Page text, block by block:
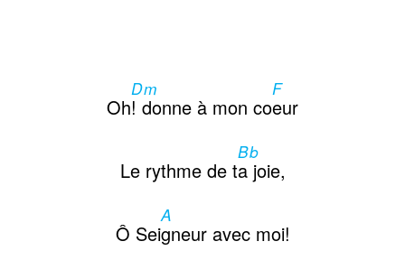
Oh
Dm
! donne à mon co
F
eur
Le rythme de t
Bb
a joie,
Ô Sei
A
gneur avec moi!